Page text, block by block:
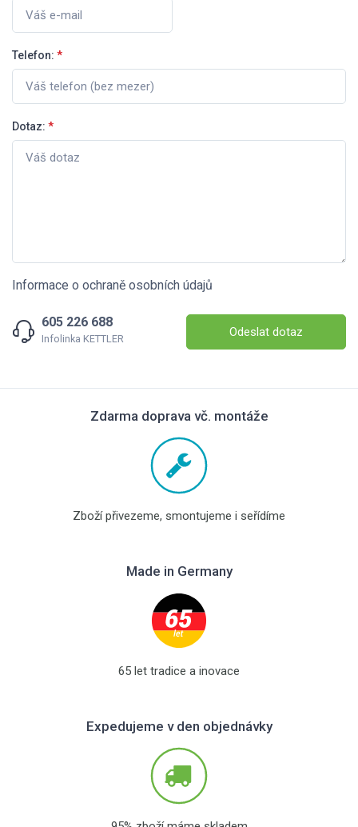
Telefon: *
Dotaz: *
Informace o ochraně osobních údajů
605 226 688
Infolinka KETTLER Odeslat dotaz
Zdarma doprava vč. montáže
Zboží přivezeme, smontujeme i seřídíme
Made in Germany
65 let tradice a inovace
Expedujeme v den objednávky